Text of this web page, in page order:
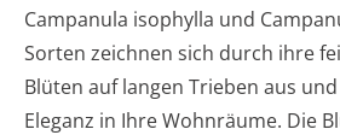
Campanula isophylla und
Sorten zeichnen sich durch ihre
Blüten auf langen Trieben aus
Eleganz in Ihre Wohnräume. Die